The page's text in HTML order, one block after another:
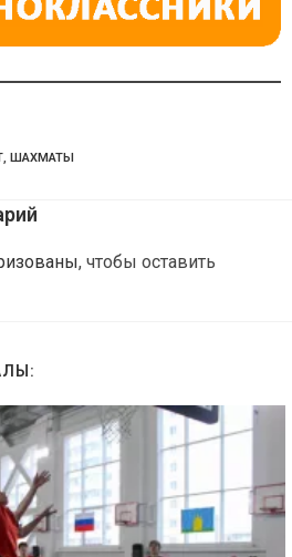
, ШАХМАТЫ
, чтобы оставить